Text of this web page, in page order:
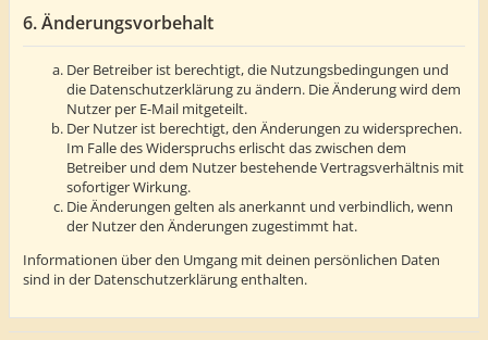
6. Änderungsvorbehalt
Der Betreiber ist berechtigt, die Nutzungsbedingungen und
die Datenschutzerklärung zu ändern. Die Änderung wird dem
Nutzer per E-Mail mitgeteilt.
Der Nutzer ist berechtigt, den Änderungen zu widersprechen.
Im Falle des Widerspruchs erlischt das zwischen dem
Betreiber und dem Nutzer bestehende Vertragsverhältnis mit
sofortiger Wirkung.
Die Änderungen gelten als anerkannt und verbindlich, wenn
der Nutzer den Änderungen zugestimmt hat.
Informationen über den Umgang mit deinen persönlichen Daten
sind in der Datenschutzerklärung enthalten.